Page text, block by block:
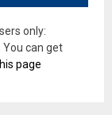
only:
You can get
page